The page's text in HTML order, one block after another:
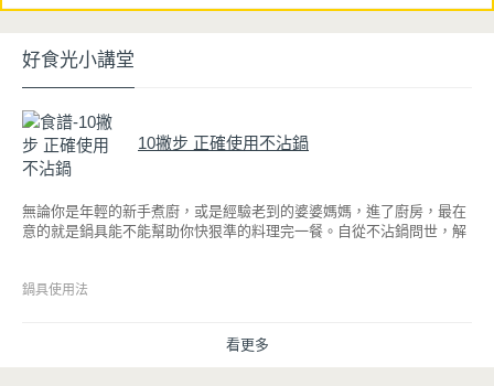
好食光小講堂
10撇步 正確使用不沾鍋
無論你是年輕的新手煮廚，或是經驗老到的婆婆媽媽，進了廚房，最在
意的就是鍋具能不能幫助你快狠準的料理完一餐。自從不沾鍋問世，解
因此金鑽不沾系列的鍋具，更年年穩居銷售排行榜的前幾名。然而如何
鍋具使用法
看更多